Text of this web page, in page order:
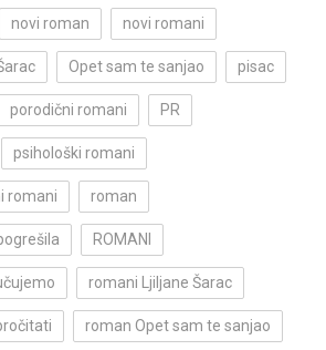
novi roman novi romani
Opet sam te sanjao pisac
porodični romani PR
psihološki romani
romani roman
ROMANI
romani Ljiljane Šarac
roman Opet sam te sanjao